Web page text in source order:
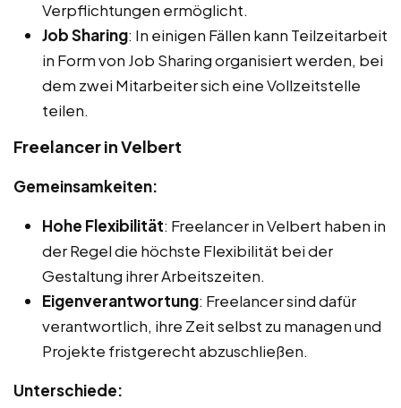
Verpflichtungen ermöglicht.
Job Sharing: In einigen Fällen kann Teilzeitarbeit
in Form von Job Sharing organisiert werden, bei
dem zwei Mitarbeiter sich eine Vollzeitstelle
teilen.
Freelancer in Velbert
Gemeinsamkeiten:
Hohe Flexibilität: Freelancer in Velbert haben in
der Regel die höchste Flexibilität bei der
Gestaltung ihrer Arbeitszeiten.
Eigenverantwortung: Freelancer sind dafür
verantwortlich, ihre Zeit selbst zu managen und
Projekte fristgerecht abzuschließen.
Unterschiede: